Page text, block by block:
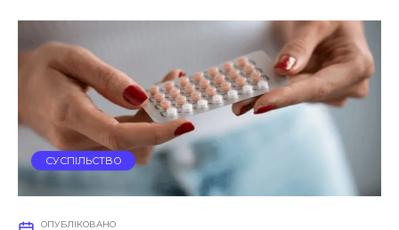
СУСПІЛЬСТВО
ОПУБЛІКОВАНО